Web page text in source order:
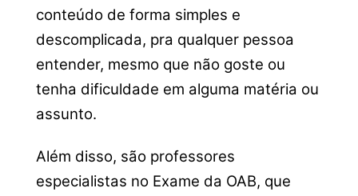
conteúdo de forma simples e
descomplicada, pra qualquer pessoa
entender, mesmo que não goste ou
tenha dificuldade em alguma matéria ou
assunto.
Além disso, são professores
especialistas no Exame da OAB, que